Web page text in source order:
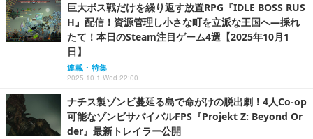
巨大ボス戦だけを繰り返す放置RPG『IDLE BOSS RUS
H』配信！資源管理し小さな町を立派な王国へ―採れ
たて！本日のSteam注目ゲーム4選【2025年10月1
日】
連載・特集
2025.10.1 Wed 22:00
ナチス製ゾンビ蔓延る島で命がけの脱出劇！4人Co-op
可能なゾンビサバイバルFPS『Projekt Z: Beyond Or
der』最新トレイラー公開